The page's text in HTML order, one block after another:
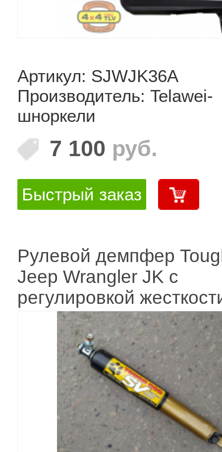
Артикул: SJWJK36A
Производитель: Telawei-
шноркели
7 100 руб.
Быстрый заказ
Рулевой демпфер
Jeep Wrangler JK с
регулировкой